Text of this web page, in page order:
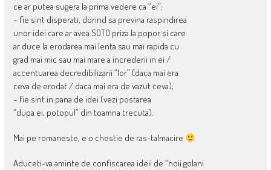
ce ar putea sugera la prima vedere ca “ei”:
– fie sint disperati, dorind sa previna raspindirea
unor idei care ar avea SOTO priza la popor si care
ar duce la erodarea mai lenta sau mai rapida cu
grad mai mic sau mai mare a increderii in ei /
accentuarea decredibilizarii “lor” (daca mai era
ceva de erodat / daca mai era de vazut ceva);
– fie sint in pana de idei (vezi postarea
“dupa ei, potopul” din toamna trecuta).
Mai pe romaneste, e o chestie de ras-talmacire
Aduceti-va aminte de confiscarea ideii de “noii golani